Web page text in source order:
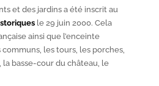
et des jardins a été inscrit au
le 29 juin 2000. Cela
ainsi que l’enceinte
les tours, les porches,
basse-cour du château, le